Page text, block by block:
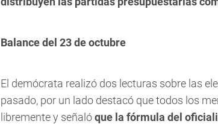
Balance del 23 de octubre
El demócrata realizó dos lecturas sobre las
pasado, por un lado destacó que todos los
libremente y señalóque la fórmula del